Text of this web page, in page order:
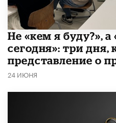
Не «кем я буду?»,
сегодня»: три
представление о
24 ИЮНЯ